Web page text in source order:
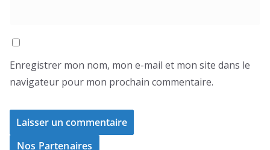
Enregistrer mon nom, mon e-mail et mon site dans le
navigateur pour mon prochain commentaire.
Nos Partenaires